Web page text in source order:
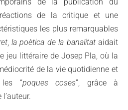
de la critique et une
les plus remarquables
,la poètica de la banalitataidait
jeu littéraire de Josep Pla, où la
de la vie quotidienne et
“poques coses”, grâce à
l’auteur.